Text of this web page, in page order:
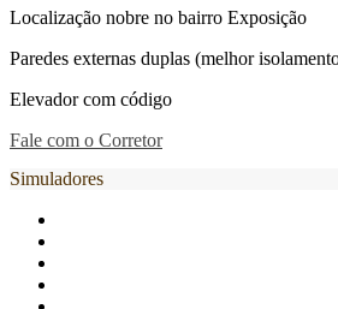
Localização nobre no bairro Exposição
Paredes externas duplas (melhor
Elevador com código
Fale com o Corretor
Simuladores